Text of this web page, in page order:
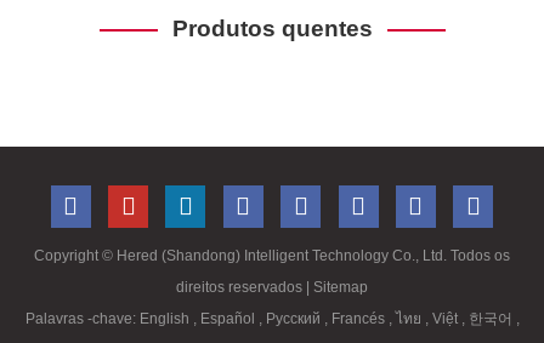
Produtos quentes
Copyright © Hered (Shandong) Intelligent Technology Co., Ltd. Todos os
direitos reservados | Sitemap
Palavras -chave: English Español Русский Francés ,ไทย Việt 한국어